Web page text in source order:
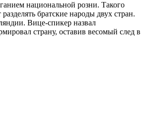
национальной розни. Такого
братские народы двух стран.
Вице-спикер назвал
страну, оставив весомый след в